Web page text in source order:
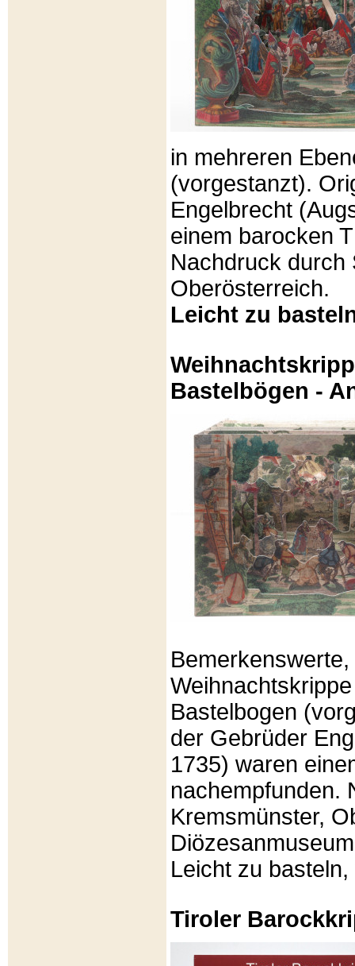
in mehreren
(vorgestanzt).
Engelbrecht
einem barocken
Nachdruck durch
Oberösterreich.
Leicht zu
Bastelbögen -
Bastelbogen
der Gebrüder
1735) waren
nachempfunden.
Kremsmünster,
Leicht zu
Tiroler